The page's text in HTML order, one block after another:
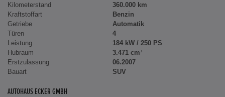
Kilometerstand
360.000 km
Kraftstoffart
Benzin
Getriebe
Automatik
Türen
4
Leistung
184 kW / 250 PS
Hubraum
3.471 cm³
Erstzulassung
06.2007
Bauart
SUV
AUTOHAUS ECKER GMBH